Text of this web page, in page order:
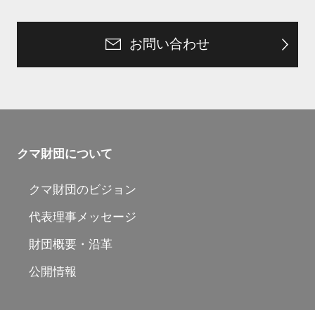
お問い合わせ
クマ財団について
クマ財団のビジョン
代表理事メッセージ
財団概要・沿革
公開情報